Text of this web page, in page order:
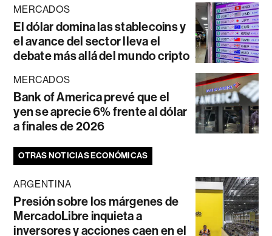
MERCADOS
El dólar domina las stablecoins y
el avance del sector lleva el
debate más allá del mundo cripto
MERCADOS
Bank of America prevé que el
yen se aprecie 6% frente al dólar
a finales de 2026
OTRAS NOTICIAS ECONÓMICAS
ARGENTINA
Presión sobre los márgenes de
MercadoLibre inquieta a
inversores y acciones caen en el